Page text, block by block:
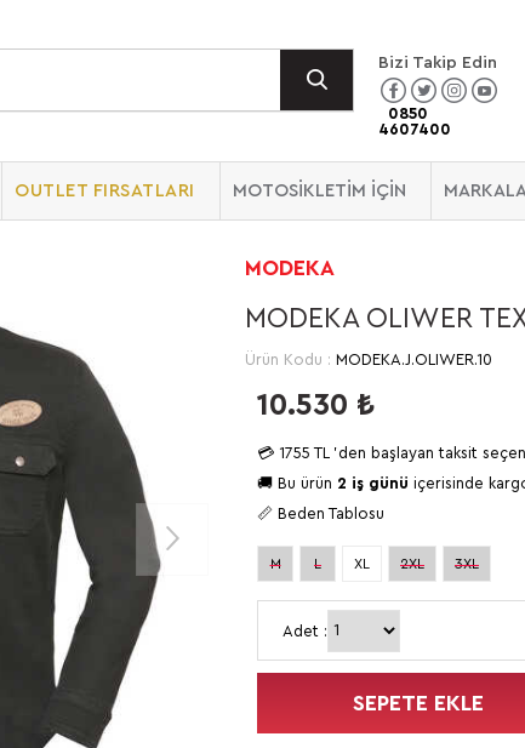
Bizi Takip Edin
0850
4607400
OUTLET FIRSATLARI MOTOSİKLETİM İÇİN
MODEKA
MODEKA OLIWER
Ürün Kodu : MODEKA.J.OLIWER.10
10.530 ₺
💳 1755 TL 'den başlayan taksit
🚚 Bu ürün 2 iş günü içerisinde
📏 Beden Tablosu
M L XL 2XL 3XL
Adet :
SEPETE EKLE